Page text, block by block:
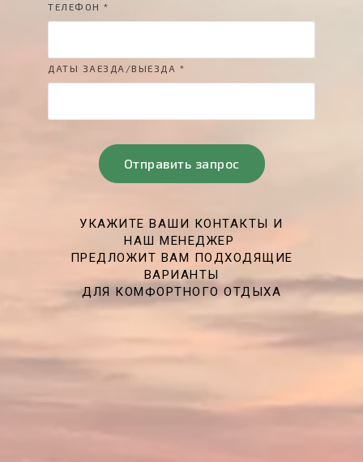
ТЕЛЕФОН *
ДАТЫ ЗАЕЗДА/ВЫЕЗДА *
Отправить запрос
УКАЖИТЕ ВАШИ КОНТАКТЫ И
НАШ МЕНЕДЖЕР
ПРЕДЛОЖИТ ВАМ ПОДХОДЯЩИЕ
ВАРИАНТЫ
ДЛЯ КОМФОРТНОГО ОТДЫХА